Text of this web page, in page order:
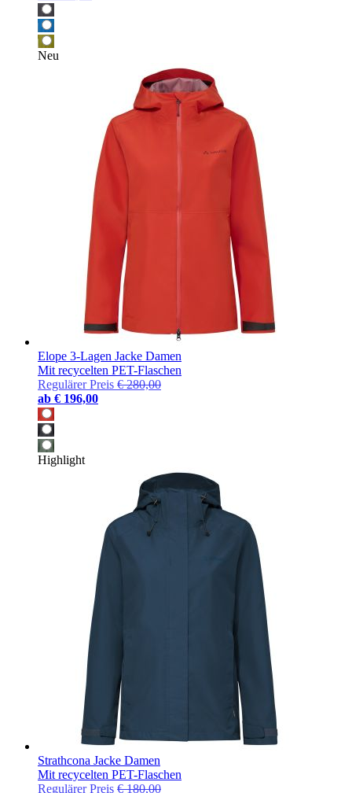
Neu
Elope 3-Lagen Jacke Damen
Mit recycelten PET-Flaschen
Regulärer Preis € 280,00
ab € 196,00
Highlight
Strathcona Jacke Damen
Mit recycelten PET-Flaschen
Regulärer Preis € 180,00